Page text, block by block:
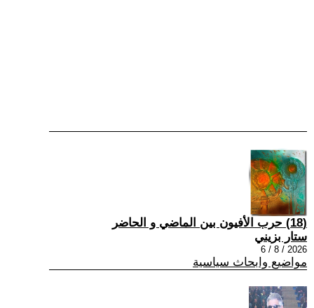
(18) حرب الأفيون بين الماضي و الحاضر
ستار بزيني
2026 / 8 / 6
مواضيع وابحاث سياسية